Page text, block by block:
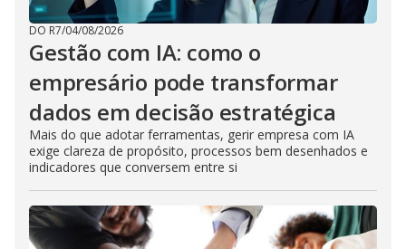
DO R7/04/08/2026
Gestão com IA: como o
empresário pode transformar
dados em decisão estratégica
Mais do que adotar ferramentas, gerir empresa com IA
exige clareza de propósito, processos bem desenhados e
indicadores que conversem entre si